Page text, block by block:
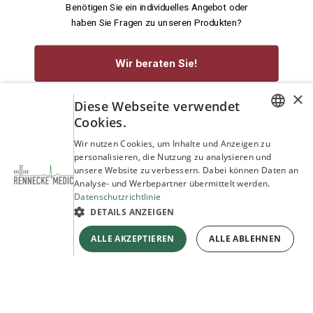
Benötigen Sie ein individuelles Angebot oder
haben Sie Fragen zu unseren Produkten?
Wir beraten Sie!
service@rennecke-medic.com +49 1573 933272
ENGLISH
×
Diese Webseite verwendet
Cookies.
Wir nutzen Cookies, um Inhalte und Anzeigen zu
personalisieren, die Nutzung zu analysieren und
unsere Website zu verbessern. Dabei können Daten an
Analyse- und Werbepartner übermittelt werden.
Datenschutzrichtlinie
DETAILS ANZEIGEN
ALLE AKZEPTIEREN ALLE ABLEHNEN